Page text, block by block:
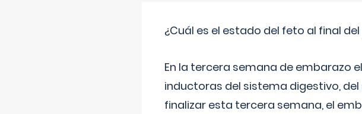
¿Cuál es el estado del feto al final
En la tercera semana de embarazo
inductoras del sistema digestivo,
finalizar esta tercera semana, el